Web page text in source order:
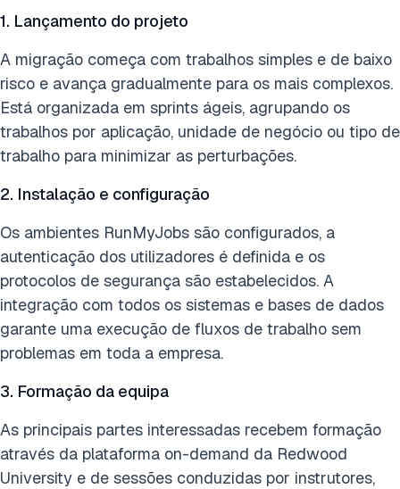
1. Lançamento do projeto
A migração começa com trabalhos simples e de baixo
risco e avança gradualmente para os mais complexos.
Está organizada em sprints ágeis, agrupando os
trabalhos por aplicação, unidade de negócio ou tipo de
trabalho para minimizar as perturbações.
2. Instalação e configuração
Os ambientes RunMyJobs são configurados, a
autenticação dos utilizadores é definida e os
protocolos de segurança são estabelecidos. A
integração com todos os sistemas e bases de dados
garante uma execução de fluxos de trabalho sem
problemas em toda a empresa.
3. Formação da equipa
As principais partes interessadas recebem formação
através da plataforma on-demand da Redwood
University e de sessões conduzidas por instrutores,